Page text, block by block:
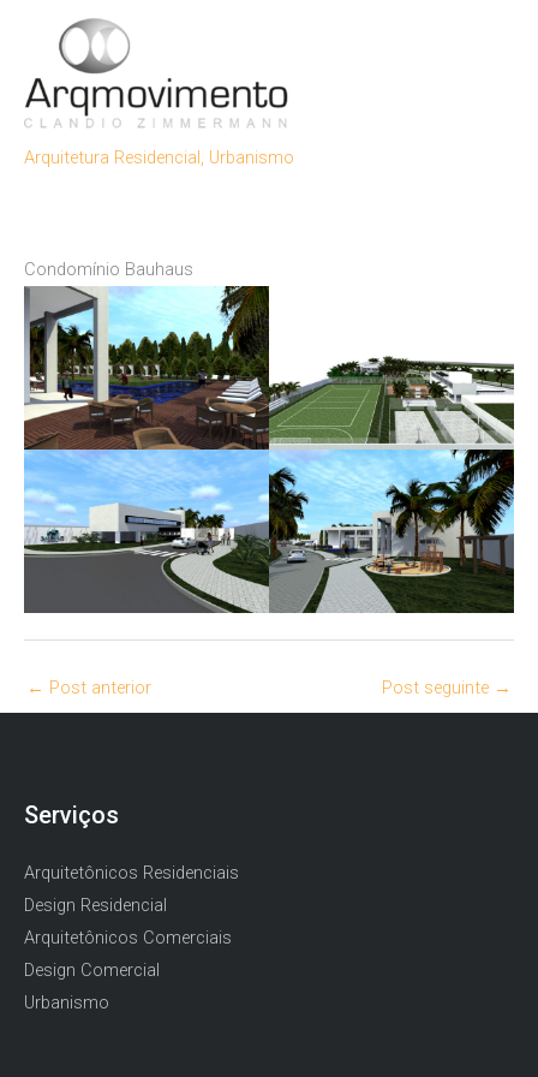
conteúdo
Arquitetura Residencial, Urbanismo
Condomínio Bauhaus
← Post anterior Post seguinte →
Serviços
Arquitetônicos Residenciais
Design Residencial
Arquitetônicos Comerciais
Design Comercial
Urbanismo